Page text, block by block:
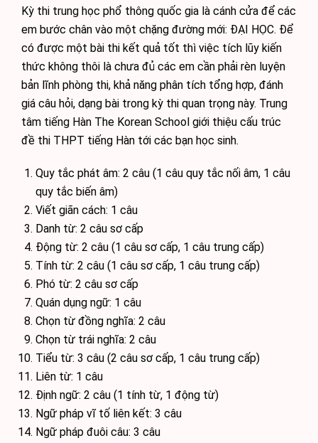
Kỳ thi trung học phổ thông quốc gia là cánh cửa để các
em bước chân vào một chặng đường mới: ĐẠI HỌC. Để
có được một bài thi kết quả tốt thì việc tích lũy kiến
thức không thôi là chưa đủ các em cần phải rèn luyện
bản lĩnh phòng thi, khả năng phân tích tổng hợp, đánh
giá câu hỏi, dạng bài trong kỳ thi quan trọng này. Trung
tâm tiếng Hàn The Korean School giới thiệu cấu trúc
đề thi THPT tiếng Hàn tới các bạn học sinh.
Quy tắc phát âm: 2 câu (1 câu quy tắc nối âm, 1 câu
quy tắc biến âm)
Viết giãn cách: 1 câu
Danh từ: 2 câu sơ cấp
Động từ: 2 câu (1 câu sơ cấp, 1 câu trung cấp)
Tính từ: 2 câu (1 câu sơ cấp, 1 câu trung cấp)
Phó từ: 2 câu sơ cấp
Quán dụng ngữ: 1 câu
Chọn từ đồng nghĩa: 2 câu
Chọn từ trái nghĩa: 2 câu
Tiểu từ: 3 câu (2 câu sơ cấp, 1 câu trung cấp)
Liên từ: 1 câu
Định ngữ: 2 câu (1 tính từ, 1 động từ)
Ngữ pháp vĩ tố liên kết: 3 câu
Ngữ pháp đuôi câu: 3 câu